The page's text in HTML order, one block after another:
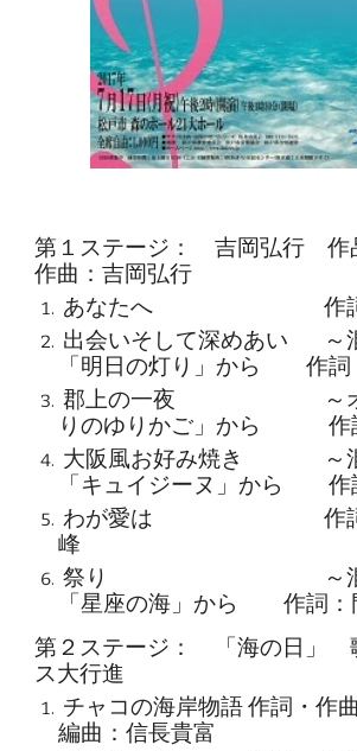
第１ステージ： 吉岡弘行
作曲：吉岡弘行
あなたへ
作
出会いそして深めあい
～
「明日の灯り」から 作詞
郡上の一夜
～
りのゆりかご」から 作
大阪風お好み焼き
～
「キュイジーヌ」から 作
わが愛は
作
峰
祭り
～
「星座の海」から 作詞：
第２ステージ： 「海の日」
ス大行進
チャコの海岸物語 作詞・作
編曲：信長貴富